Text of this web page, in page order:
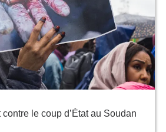
le coup d’État au Soudan